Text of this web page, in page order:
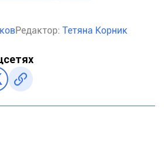
Редактор: Тетяна Корник